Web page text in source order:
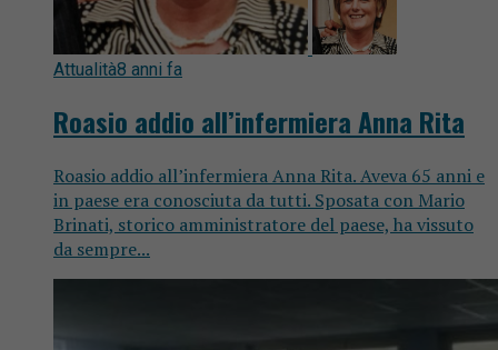
Attualità8 anni fa
Roasio addio all’infermiera Anna Rita
Roasio addio all’infermiera Anna Rita. Aveva 65 anni e
in paese era conosciuta da tutti. Sposata con Mario
Brinati, storico amministratore del paese, ha vissuto
da sempre...